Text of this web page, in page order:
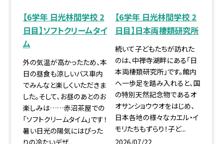
【6学年 日光林間学校 2
日目】ソフトクリームタイ
ム
外の気温が高かったため、本
日の昼食も涼しいバス車内
でみんなと楽しくいただきま
した。そして、お昼のあとのお
楽しみは……赤沼茶屋での
「ソフトクリームタイム」です！
暑い日光の陽気にはぴった
りの冷たいデザ...
【6学年 日光林間学校 2
日目】日本両棲類研究所
続いて子どもたちが訪れた
のは、中禅寺湖畔にある「日
本両棲類研究所」です。館内
へ一歩足を踏み入れると、国
の特別天然記念物であるオ
オサンショウウオをはじめ、
日本各地の様々なカエル・イ
モリたちもずらり！子ど...
2026/07/22